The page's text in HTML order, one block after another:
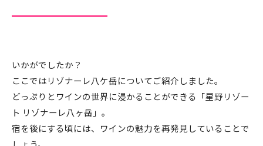
いかがでしたか？
ここではリゾナーレ八ケ岳についてご紹介しました。
どっぷりとワインの世界に浸かることができる「星野リゾー
ト リゾナーレ八ヶ岳」。
宿を後にする頃には、ワインの魅力を再発見していることで